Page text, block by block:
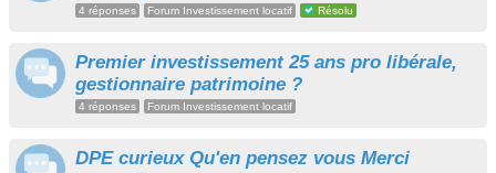
4 réponses Forum Investissement locatif Résolu
Premier investissement 25 ans pro libérale,
gestionnaire patrimoine ?
4 réponses Forum Investissement locatif
DPE curieux Qu'en pensez vous Merci